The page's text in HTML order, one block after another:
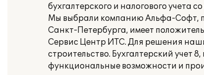
бухгалтерского и налогового учета
Мы выбрали компанию Альфа-Софт,
Санкт-Петербурга, имеет
Сервис Центр ИТС. Для решения
строительство. Бухгалтерский
функциональные возможности и